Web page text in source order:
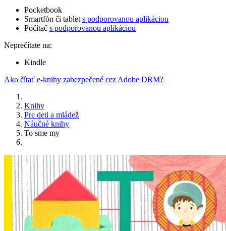
Pocketbook
Smartfón či tablet s podporovanou aplikáciou
Počítač s podporovanou aplikáciou
Neprečítate na:
Kindle
Ako čítať e-knihy zabezpečené cez Adobe DRM?
Knihy
Pre deti a mládež
Náučné knihy
To sme my